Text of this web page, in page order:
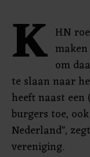
K HN
om
te slaan naar
heeft naast
burgers toe,
Nederland",
vereniging.